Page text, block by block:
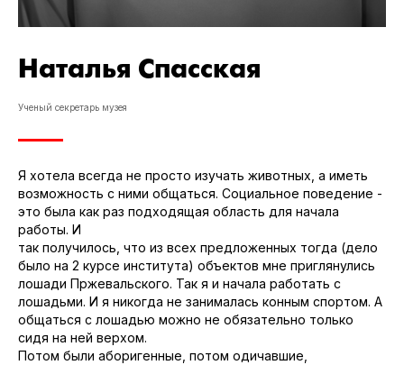
Наталья Спасская
Ученый секретарь музея
Я хотела всегда не просто изучать животных, а иметь
возможность с ними общаться. Социальное поведение -
это была как раз подходящая область для начала
работы. И
так получилось, что из всех предложенных тогда (дело
было на 2 курсе института) объектов мне приглянулись
лошади Пржевальского. Так я и начала работать с
лошадьми. И я никогда не занималась конным спортом. А
общаться с лошадью можно не обязательно только
сидя на ней верхом.
Потом были аборигенные, потом одичавшие,